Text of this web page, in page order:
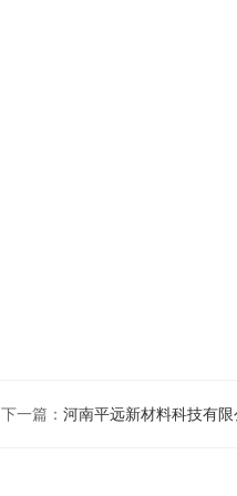
下一篇：河南平远新材料科技有